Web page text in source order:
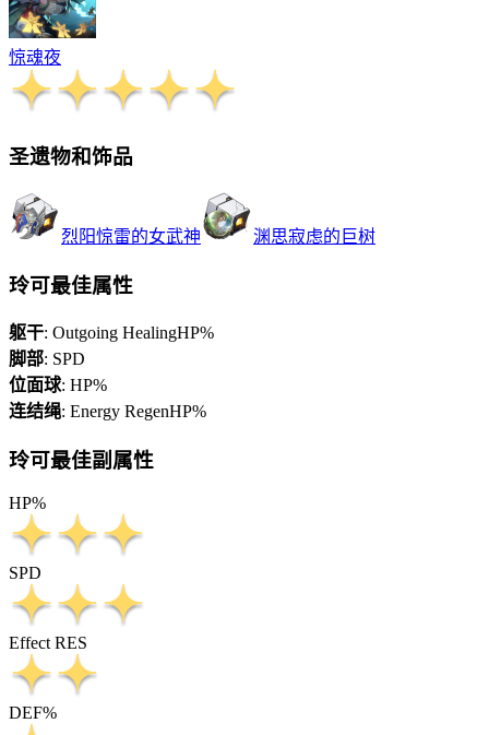
惊魂夜
圣遗物和饰品
烈阳惊雷的女武神 渊思寂虑的巨树
玲可最佳属性
躯干: Outgoing HealingHP%
脚部: SPD
位面球: HP%
连结绳: Energy RegenHP%
玲可最佳副属性
HP%
SPD
Effect RES
DEF%